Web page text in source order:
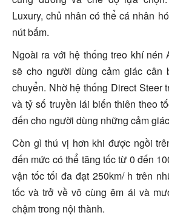
Luxury, chủ nhân có thể cá nhân
nút bấm.
Ngoài ra với hệ thống treo khí nén
sẽ cho người dùng cảm giác cân
chuyển. Nhờ hệ thống Direct Steer
và tỷ số truyền lái biến thiên theo
đến cho người dùng những cảm
Còn gì thú vị hơn khi được ngồi
đến mức có thể tăng tốc từ 0 đến
vận tốc tối đa đạt 250km/ h trên
tốc và trở về vô cùng êm ái và
chậm trong nội thành.